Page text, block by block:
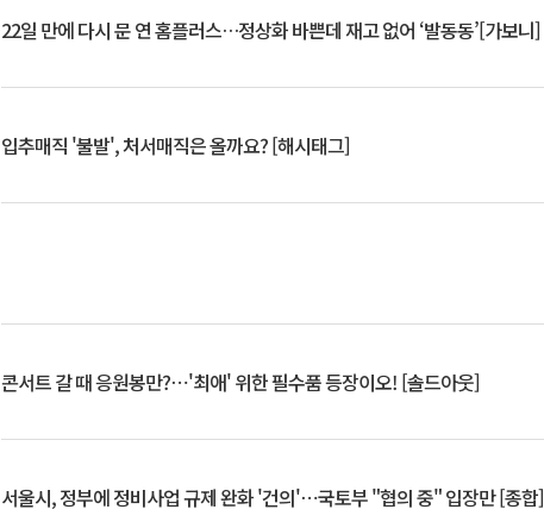
22일 만에 다시 문 연 홈플러스…정상화 바쁜데 재고 없어 ‘발동동’[가보니]
입추매직 '불발', 처서매직은 올까요? [해시태그]
콘서트 갈 때 응원봉만?⋯'최애' 위한 필수품 등장이오! [솔드아웃]
서울시, 정부에 정비사업 규제 완화 '건의'⋯국토부 "협의 중" 입장만 [종합]